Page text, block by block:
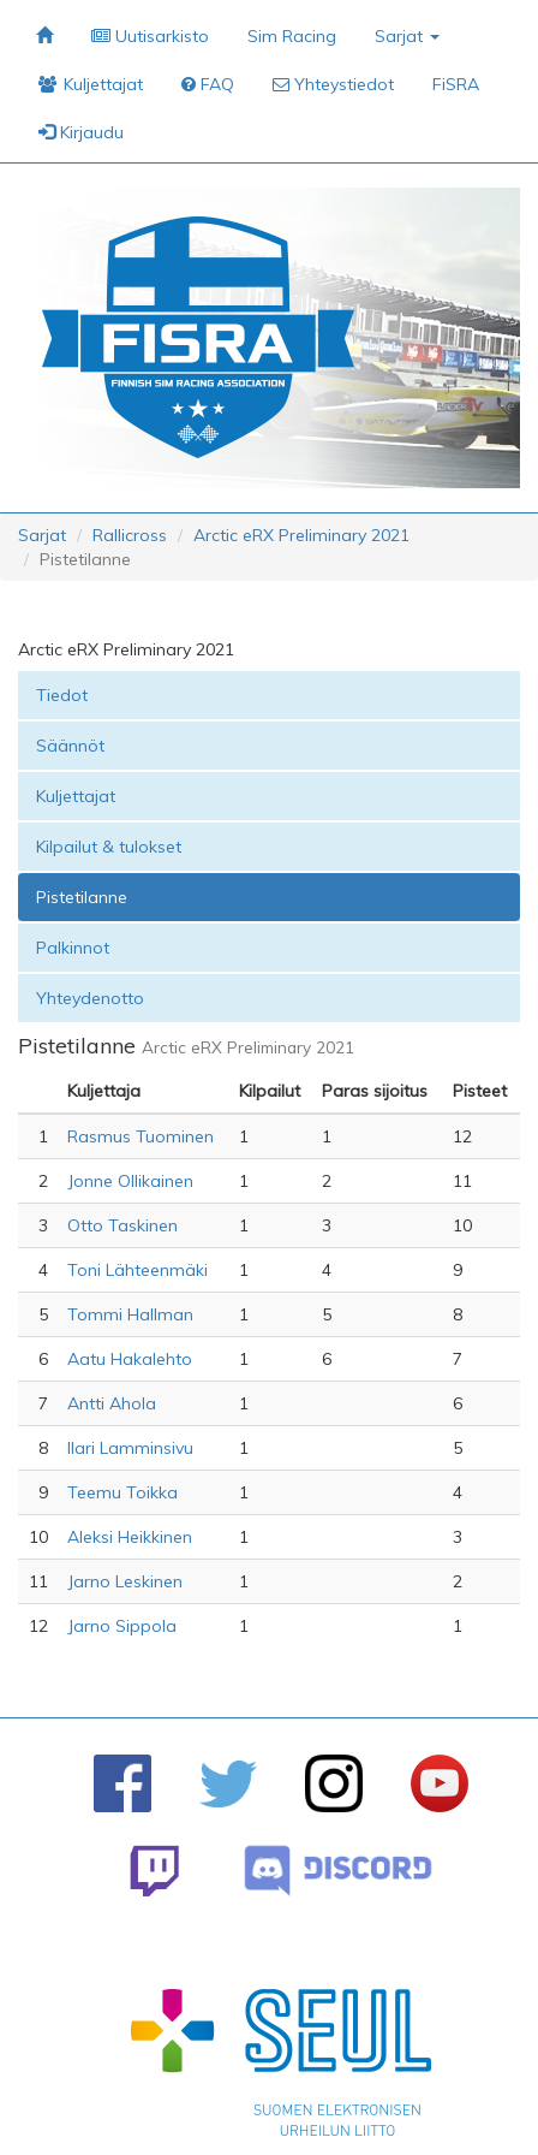
Uutisarkisto Sim Racing Sarjat
Kuljettajat FAQ Yhteystiedot FiSRA
Kirjaudu
Sarjat Rallicross
Arctic eRX Preliminary 2021
Pistetilanne
Arctic eRX Preliminary 2021
Tiedot
Säännöt
Kuljettajat
Kilpailut & tulokset
Pistetilanne
Palkinnot
Yhteydenotto
Pistetilanne Arctic eRX Preliminary 2021
Kuljettaja Kilpailut Paras sijoitus Pisteet
1 Rasmus Tuominen 1 1 12
2 Jonne Ollikainen 1 2 11
3 Otto Taskinen 1 3 10
4 Toni Lähteenmäki 1 4 9
5 Tommi Hallman 1 5 8
6 Aatu Hakalehto 1 6 7
7 Antti Ahola 1 6
8 Ilari Lamminsivu 1 5
9 Teemu Toikka 1 4
10 Aleksi Heikkinen 1 3
11 Jarno Leskinen 1 2
12 Jarno Sippola 1 1